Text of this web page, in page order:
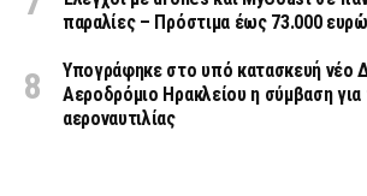
παραλίες – Πρόστιμα έως 73.000 ευρώ
Υπογράφηκε στο υπό κατασκευή νέο
Αεροδρόμιο Ηρακλείου η σύμβαση
αεροναυτιλίας